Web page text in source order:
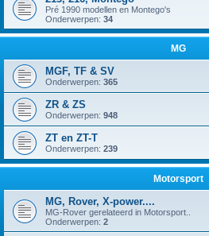
Pré 1990 modellen en Montego's
Onderwerpen: 34
MG
MGF, TF & SV
Onderwerpen: 365
ZR & ZS
Onderwerpen: 948
ZT en ZT-T
Onderwerpen: 239
Motorsport
MG, Rover, X-power....
MG-Rover gerelateerd in Motorsport..
Onderwerpen: 2